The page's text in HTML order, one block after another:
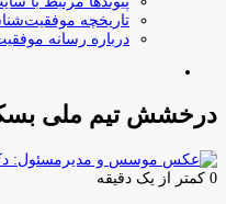
تاریخچه
درباره رسانه
درخشش تیم ملی
0 کمتر از یک دقیقه